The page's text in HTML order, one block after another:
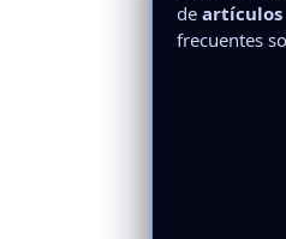
de artículos
frecuentes